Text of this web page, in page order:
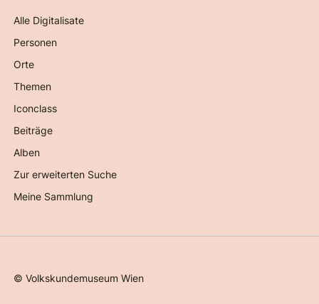
Alle Digitalisate
Personen
Orte
Themen
Iconclass
Beiträge
Alben
Zur erweiterten Suche
Meine Sammlung
©Volkskundemuseum Wien